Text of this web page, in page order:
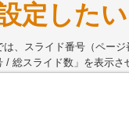
定したい
は、スライド番号（ペー
/ 総スライド数」を表示さ